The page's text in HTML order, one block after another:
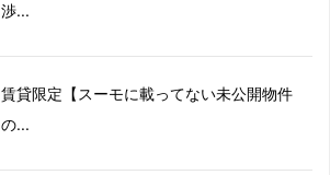
渉...
賃貸限定【スーモに載ってない未公開物件
の...